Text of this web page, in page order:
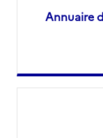
Annuaire